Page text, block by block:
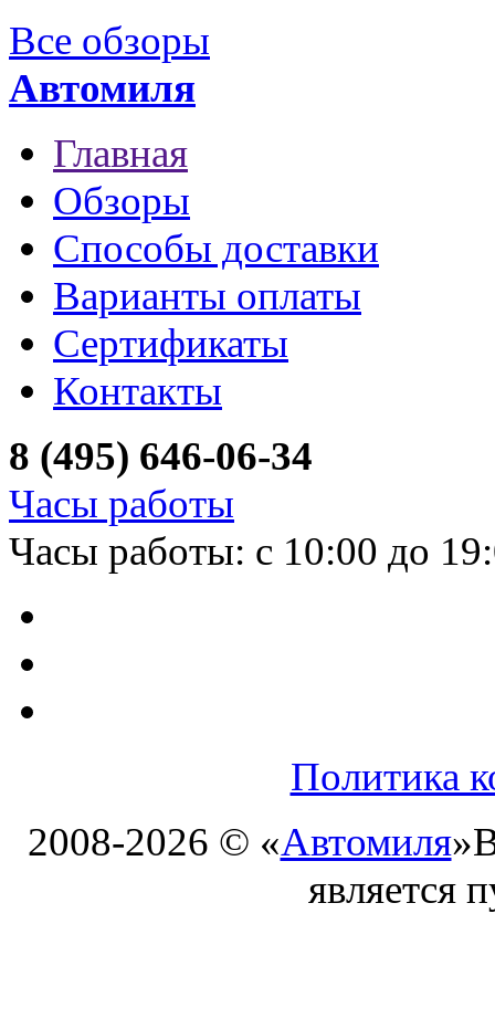
Все обзоры
Автомиля
Главная
Обзоры
Способы доставки
Варианты оплаты
Сертификаты
Контакты
8 (495) 646-06-34
Часы работы
Часы работы: с 10:00 до
Политика
2008-2026 © «Автомиля»
является